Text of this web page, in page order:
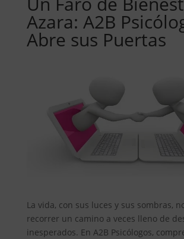
Azara: A2B
Abre sus Puertas
La vida, con sus luces y sus sombras,
recorrer un camino a veces lleno de
inesperados. En A2B Psicólogos,